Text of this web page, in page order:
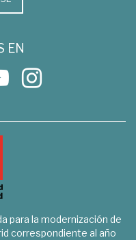
EN
para la modernización de
correspondiente al año